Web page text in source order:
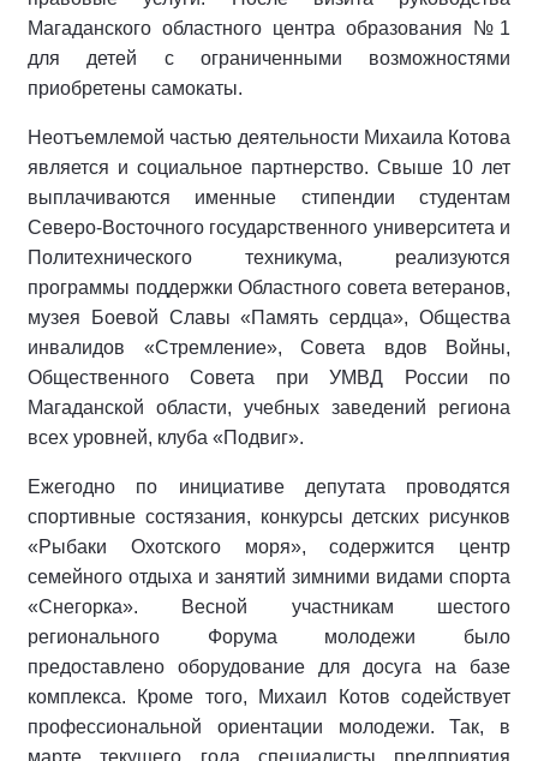
Магаданского областного центра образования №1
для детей с ограниченными возможностями
приобретены самокаты.
Неотъемлемой частью деятельности Михаила Котова
является и социальное партнерство. Свыше 10 лет
выплачиваются именные стипендии студентам
Северо-Восточного государственного университета и
Политехнического техникума, реализуются
программы поддержки Областного совета ветеранов,
музея Боевой Славы «Память сердца», Общества
инвалидов «Стремление», Совета вдов Войны,
Общественного Совета при УМВД России по
Магаданской области, учебных заведений региона
всех уровней, клуба «Подвиг».
Ежегодно по инициативе депутата проводятся
спортивные состязания, конкурсы детских рисунков
«Рыбаки Охотского моря», содержится центр
семейного отдыха и занятий зимними видами спорта
«Снегорка». Весной участникам шестого
регионального Форума молодежи было
предоставлено оборудование для досуга на базе
комплекса. Кроме того, Михаил Котов содействует
профессиональной ориентации молодежи. Так, в